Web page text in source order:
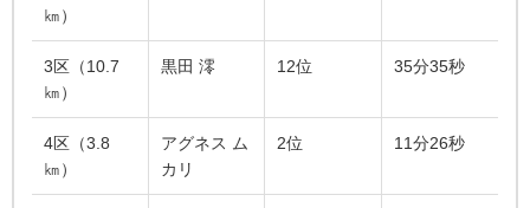
㎞）
3区（10.7
㎞）
黒田 澪 12位 35分35秒
4区（3.8
㎞）
アグネス ム
カリ
2位 11分26秒